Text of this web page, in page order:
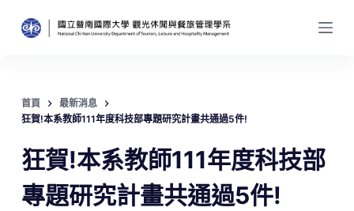
跳
至
內
容
首頁
最新消息
狂賀!本系教師111年度科技部專題研究計畫共通過5件!
狂賀!本系教師111年度科技部
專題研究計畫共通過5件!